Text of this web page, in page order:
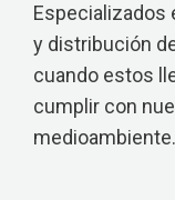
Especializados
y distribución
cuando estos
cumplir con
medioambiente.